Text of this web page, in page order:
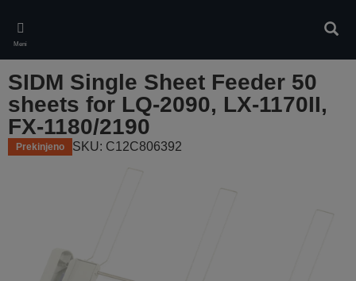
main
content
Meni
SIDM Single Sheet Feeder 50
sheets for LQ-2090, LX-1170II,
FX-1180/2190
Prekinjeno SKU: C12C806392